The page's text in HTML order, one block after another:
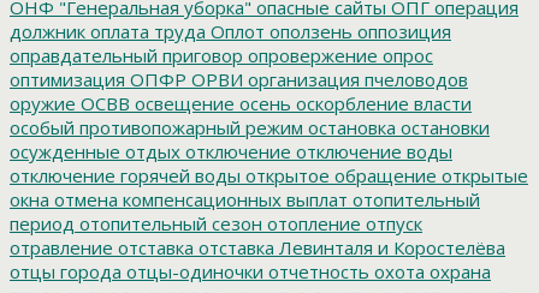
ОНФ "Генеральная уборка" опасные сайты ОПГ операция
должник оплата труда Оплот оползень оппозиция
оправдательный приговор опровержение опрос
оптимизация ОПФР ОРВИ организация пчеловодов
оружие ОСВВ освещение осень оскорбление власти
особый противопожарный режим остановка остановки
осужденные отдых отключение отключение воды
отключение горячей воды открытое обращение открытые
окна отмена компенсационных выплат отопительный
период отопительный сезон отопление отпуск
отравление отставка отставка Левинталя и Коростелёва
отцы города отцы-одиночки отчетность охота охрана